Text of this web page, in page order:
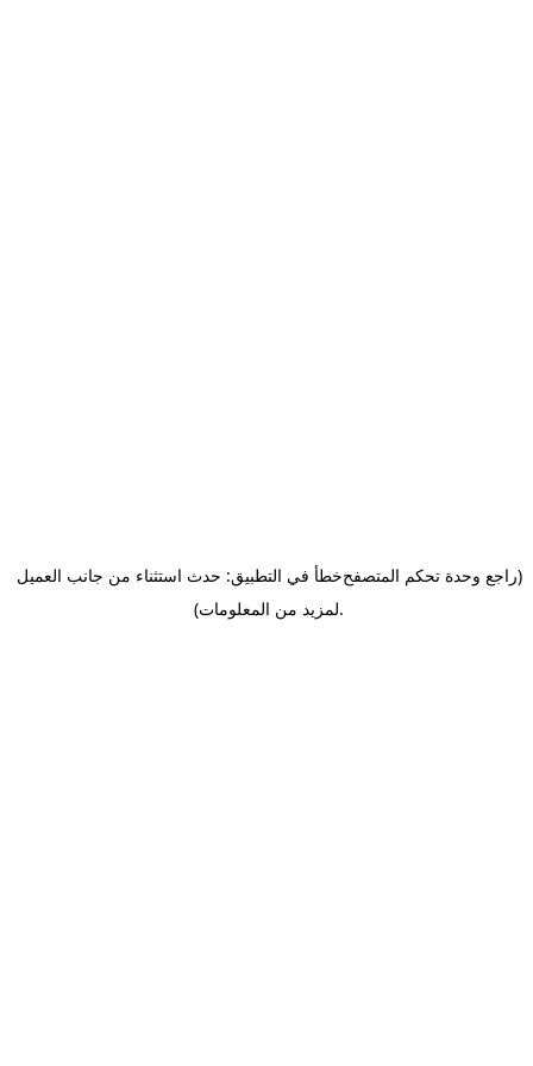
خطأ في التطبيق: حدث استثناء من جانب العميل(راجع وحدة تحكم المتصفح
لمزيد من المعلومات).